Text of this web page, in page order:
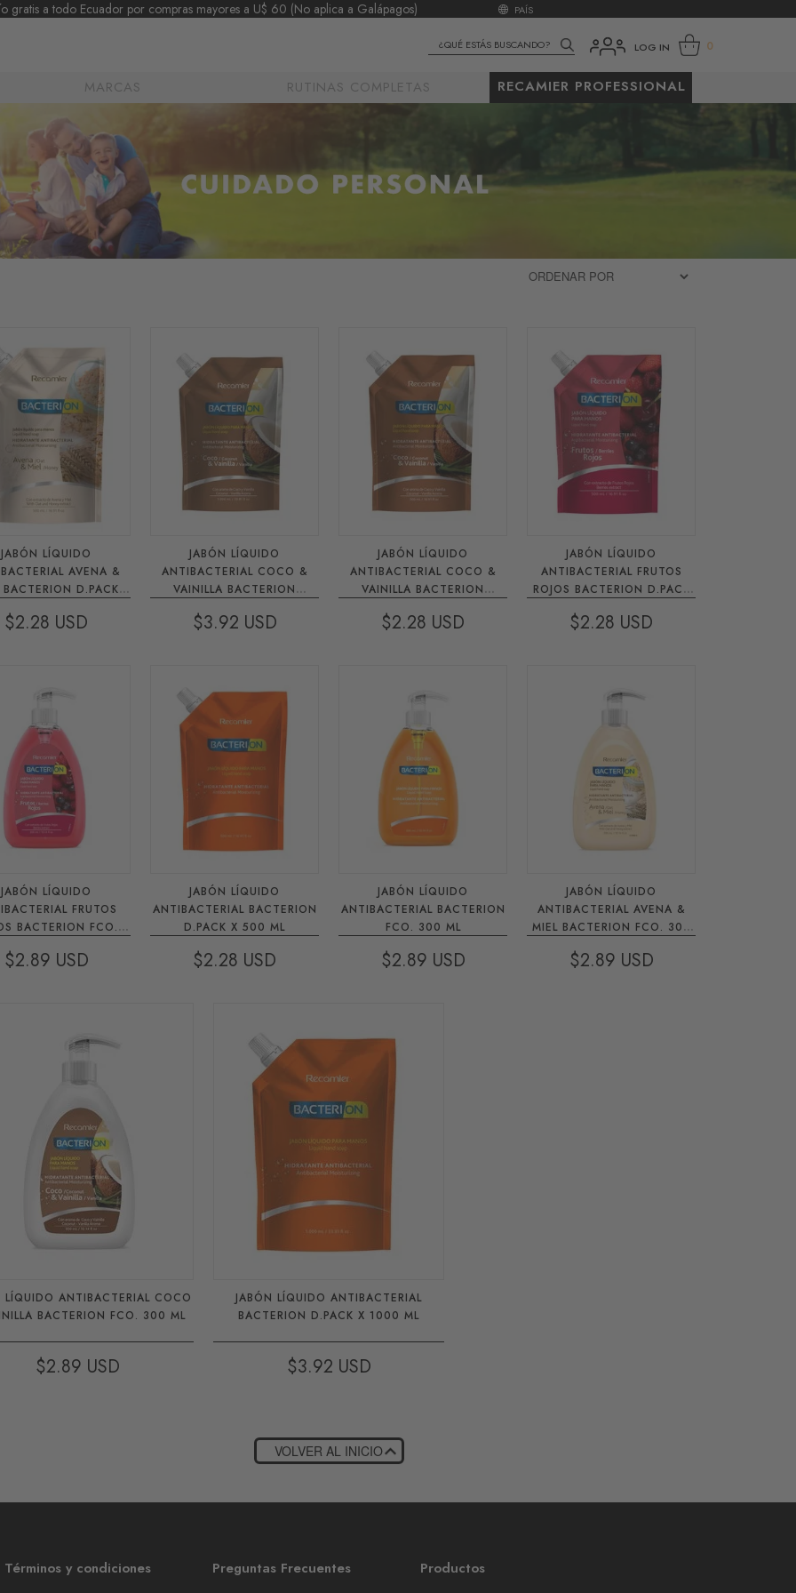
gratis a todo Ecuador por compras mayores a U$ 60 (No aplica a Galápagos) PAÍS
LOG IN 0
MARCAS RUTINAS COMPLETAS RECAMIER PROFESSIONAL
JABÓN LÍQUIDO
AVENA &
BACTERION D.PACK
$2.28
JABÓN LÍQUIDO
ANTIBACTERIAL COCO &
VAINILLA BACTERION
$3.92
JABÓN LÍQUIDO
ANTIBACTERIAL COCO &
VAINILLA BACTERION
$2.28
JABÓN LÍQUIDO
ANTIBACTERIAL FRUTOS
ROJOS BACTERION D.PACK
$2.28
JABÓN LÍQUIDO
FRUTOS
BACTERION FCO.
$2.89
JABÓN LÍQUIDO
ANTIBACTERIAL BACTERION
D.PACK X 500 ML
$2.28
JABÓN LÍQUIDO
ANTIBACTERIAL BACTERION
FCO. 300 ML
$2.89
JABÓN LÍQUIDO
ANTIBACTERIAL AVENA &
MIEL BACTERION FCO. 300
$2.89
ANTIBACTERIAL COCO
BACTERION FCO. 300 ML
$2.89
JABÓN LÍQUIDO ANTIBACTERIAL
BACTERION D.PACK X 1000 ML
$3.92
VOLVER AL INICIO
Términos y condiciones
Preguntas Frecuentes
Productos